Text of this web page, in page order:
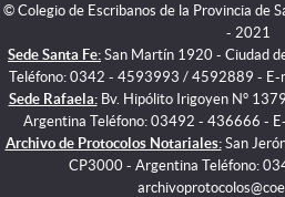
© Colegio de Escribanos de la Provincia de
- 2021
Sede Santa Fe: San Martín 1920 - Ciudad
Teléfono: 0342 - 4593993 / 4592889 - E-
Sede Rafaela:Bv. Hipólito Irigoyen N°
Argentina Teléfono: 03492 - 436666 -
Archivo de Protocolos Notariales:San
CP3000 - Argentina Teléfono: